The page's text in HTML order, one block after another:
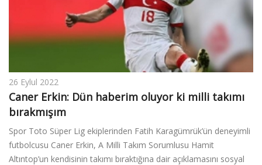
26 Eylul 2022
Caner Erkin: Dün haberim oluyor ki milli takımı
bırakmışım
Spor Toto Süper Lig ekiplerinden Fatih Karagümrük’ün deneyimli
futbolcusu Caner Erkin, A Milli Takım Sorumlusu Hamit
Altıntop’un kendisinin takımı bıraktığına dair açıklamasını sosyal